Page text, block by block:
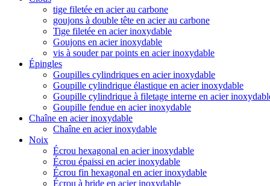
tige filetée en acier au carbone
goujons à double tête en acier au carbone
Tige filetée en acier inoxydable
Goujons en acier inoxydable
vis à souder par points en acier inoxydable
Épingles
Goupilles cylindriques en acier inoxydable
Goupille cylindrique élastique en acier inoxydable
Goupille cylindrique à filetage interne en acier
Goupille fendue en acier inoxydable
Chaîne en acier inoxydable
Chaîne en acier inoxydable
Noix
Écrou hexagonal en acier inoxydable
Écrou épaissi en acier inoxydable
Écrou fin hexagonal en acier inoxydable
Écrou à bride en acier inoxydable